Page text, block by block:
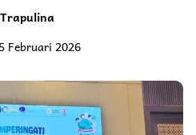
Februari 2026